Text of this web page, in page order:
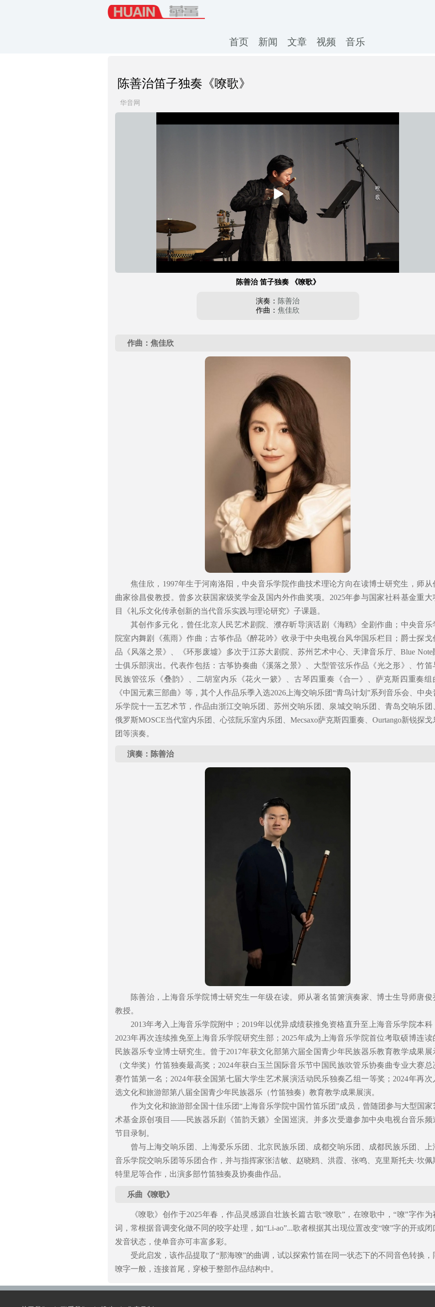
首页 新闻 文章 视频 音乐
陈善治笛子独奏《嘹歌》
华音网
播
放
陈善治 笛子独奏 《嘹歌》
演奏： 陈善治
作曲： 焦佳欣
作曲：焦佳欣
焦佳欣，1997年生于河南洛阳，中央音乐学院作曲技术理论方向在读博士研究生，师从
曲家徐昌俊教授。曾多次获国家级奖学金及国内外作曲奖项。2025年参与国家社科基金重大
目《礼乐文化传承创新的当代音乐实践与理论研究》子课题。
其创作多元化，曾任北京人民艺术剧院、濮存昕导演话剧《海鸥》全剧作曲；中央音乐
院室内舞剧《蕉雨》作曲；古筝作品《醉花吟》收录于中央电视台风华国乐栏目；爵士探戈
品《风落之景》、《环形废墟》多次于江苏大剧院、苏州艺术中心、天津音乐厅、Blue Note
士俱乐部演出。代表作包括：古筝协奏曲《溪落之景》、大型管弦乐作品《光之形》、竹笛
民族管弦乐《叠韵》、二胡室内乐《花火一簌》、古琴四重奏《合一》、萨克斯四重奏组
《中国元素三部曲》等，其个人作品乐季入选2026上海交响乐团“青鸟计划”系列音乐会、中央
乐学院十一五艺术节，作品由浙江交响乐团、苏州交响乐团、泉城交响乐团、青岛交响乐团
俄罗斯MOSCE当代室内乐团、心弦阮乐室内乐团、Mecsaxo萨克斯四重奏、Ourtango新锐探戈
团等演奏。
演奏：陈善治
陈善治，上海音乐学院博士研究生一年级在读。师从著名笛箫演奏家、博士生导师唐俊
教授。
2013年考入上海音乐学院附中；2019年以优异成绩获推免资格直升至上海音乐学院本科
2023年再次连续推免至上海音乐学院研究生部；2025年成为上海音乐学院首位考取硕博连读
民族器乐专业博士研究生。曾于2017年获文化部第六届全国青少年民族器乐教育教学成果展
（文华奖）竹笛独奏最高奖；2024年获白玉兰国际音乐节中国民族吹管乐协奏曲专业大赛总
赛竹笛第一名；2024年获全国第七届大学生艺术展演活动民乐独奏乙组一等奖；2024年再次
选文化和旅游部第八届全国青少年民族器乐（竹笛独奏）教育教学成果展演。
作为文化和旅游部全国十佳乐团“上海音乐学院中国竹笛乐团”成员，曾随团参与大型国家
术基金原创项目——民族器乐剧《笛韵天籁》全国巡演。并多次受邀参加中央电视台音乐频
节目录制。
曾与上海交响乐团、上海爱乐乐团、北京民族乐团、成都交响乐团、成都民族乐团、上
音乐学院交响乐团等乐团合作，并与指挥家张洁敏、赵晓鸥、洪霞、张鸣、克里斯托夫·坎佩
特里尼等合作，出演多部竹笛独奏及协奏曲作品。
乐曲《嘹歌》
《嘹歌》创作于2025年春，作品灵感源自壮族长篇古歌“嘹歌”，在嘹歌中，“嘹”字作为
词，常根据音调变化做不同的咬字处理，如“Li-ao”...歌者根据其出现位置改变“嘹”字的开或闭
发音状态，使单音亦可丰富多彩。
受此启发，该作品提取了“那海嘹”的曲调，试以探索竹笛在同一状态下的不同音色转换，
嘹字一般，连接首尾，穿梭于整部作品结构中。